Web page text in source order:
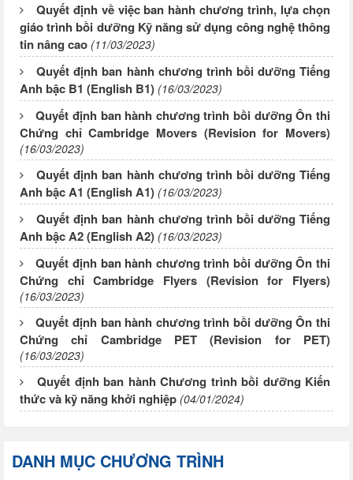
Quyết định về việc ban hành chương trình, lựa chọn
giáo trình bồi dưỡng Kỹ năng sử dụng công nghệ thông
tin nâng cao (11/03/2023)
Quyết định ban hành chương trình bồi dưỡng Tiếng
Anh bậc B1 (English B1) (16/03/2023)
Quyết định ban hành chương trình bồi dưỡng Ôn thi
Chứng chỉ Cambridge Movers (Revision for Movers)
(16/03/2023)
Quyết định ban hành chương trình bồi dưỡng Tiếng
Anh bậc A1 (English A1) (16/03/2023)
Quyết định ban hành chương trình bồi dưỡng Tiếng
Anh bậc A2 (English A2) (16/03/2023)
Quyết định ban hành chương trình bồi dưỡng Ôn thi
Chứng chỉ Cambridge Flyers (Revision for Flyers)
(16/03/2023)
Quyết định ban hành chương trình bồi dưỡng Ôn thi
Chứng chỉ Cambridge PET (Revision for PET)
(16/03/2023)
Quyết định ban hành Chương trình bồi dưỡng Kiến
thức và kỹ năng khởi nghiệp (04/01/2024)
DANH MỤC CHƯƠNG TRÌNH